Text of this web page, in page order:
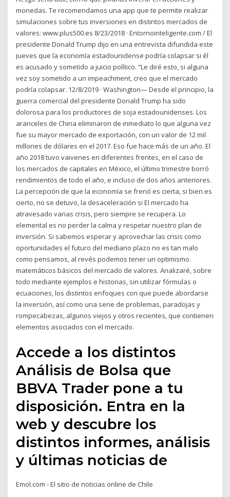
monedas. Te recomendamos una app que te permite realizar
simulaciones sobre tus inversiones en distintos mercados de
valores: www.plus500.es 8/23/2018 · Entornointeligente.com / El
presidente Donald Trump dijo en una entrevista difundida este
jueves que la economía estadounidense podría colapsar si él
es acusado y sometido a juicio político. “Le diré esto, si alguna
vez soy sometido a un impeachment, creo que el mercado
podría colapsar. 12/8/2019 · Washington— Desde el principio, la
guerra comercial del presidente Donald Trump ha sido
dolorosa para los productores de soja estadounidenses. Los
aranceles de China eliminaron de inmediato lo que alguna vez
fue su mayor mercado de exportación, con un valor de 12 mil
millones de dólares en el 2017. Eso fue hace más de un año. El
año 2018 tuvo vaivenes en diferentes frentes, en el caso de
los mercados de capitales en México, el último trimestre borró
rendimientos de todo el año, e incluso de dos años anteriores.
La percepción de que la economía se frenó es cierta, si bien es
cierto, no se detuvo, la desaceleración si El mercado ha
atravesado varias crisis, pero siempre se recupera. Lo
elemental es no perder la calma y respetar nuestro plan de
inversión. Si sabemos esperar y aprovechar las crisis como
oportunidades el futuro del mediano plazo no es tan malo
como pensamos, al revés podemos tener un optimismo.
matemáticos básicos del mercado de valores. Analizaré, sobre
todo mediante ejemplos e historias, sin utilizar fórmulas o
ecuaciones, los distintos enfoques con que puede abordarse
la inversión, así como una serie de problemas, paradojas y
rompecabezas, algunos viejos y otros recientes, que contienen
elementos asociados con el mercado.
Accede a los distintos
Análisis de Bolsa que
BBVA Trader pone a tu
disposición. Entra en la
web y descubre los
distintos informes, análisis
y últimas noticias de
Emol.com - El sitio de noticias online de Chile